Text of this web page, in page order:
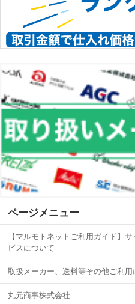
ページメニュー
【マルモトネットご利用ガイド】
ビスについて
取扱メーカー、送料等その他ご利用
丸元商事株式会社